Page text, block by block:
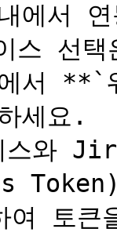
에서 연
스 선
서
세요.
스와
토큰